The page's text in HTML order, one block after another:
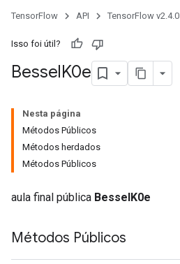
TensorFlow API TensorFlow v2.4.0
Isso foi útil?
BesselK0e
Nesta página
Métodos Públicos
Métodos herdados
Métodos Públicos
aula final pública BesselK0e
Métodos Públicos